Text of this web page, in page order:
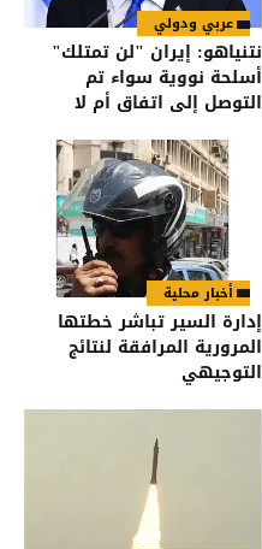
عربي ودولي
نتنياهو: إيران "لن تمتلك"
أسلحة نووية سواء تم
التوصل إلى اتفاق أم لا
أخبار محلية
إدارة السير تباشر خطتها
المرورية المرافقة لنتائج
التوجيهي